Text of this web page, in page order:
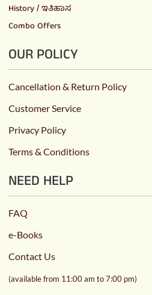
History / ಇತಿಹಾಸ
Combo Offers
OUR POLICY
Cancellation & Return Policy
Customer Service
Privacy Policy
Terms & Conditions
NEED HELP
FAQ
e-Books
Contact Us
(available from 11:00 am to 7:00 pm)